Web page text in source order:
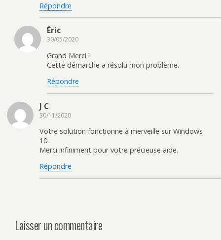
Répondre
Éric
30/05/2020
Grand Merci !
Cette démarche a résolu mon problème.
Répondre
J C
30/11/2020
Votre solution fonctionne à merveille sur Windows
10.
Merci infiniment pour votre précieuse aide.
Répondre
Laisser un commentaire